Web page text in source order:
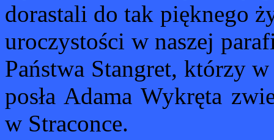
dorastali do tak pięknego
uroczystości w naszej
Państwa Stangret, którzy
posła Adama Wykręta
w Straconce.